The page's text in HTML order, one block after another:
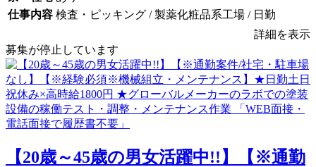
仕事内容 検査・ピッキング / 製薬化粧品系工場 / 日勤
詳細を表示
募集が停止しています
【20歳～45歳の男女活躍中!!】【※通勤